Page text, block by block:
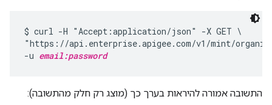
$ curl -H "Accept:application/json" -X GET \
"https://api.enterprise.apigee.com/v1/mint/
-u email:password
התשובה אמורה להיראות בערך כך (מוצג רק חלק מהתשובה):